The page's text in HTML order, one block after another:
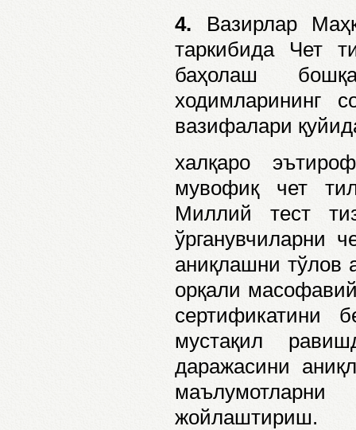
4. Вазирлар
таркибида Чет
баҳолаш
ходимларининг
вазифалари
халқаро
мувофиқ чет
Миллий тест
ўрганувчиларни
аниқлашни тўлов
орқали
сертификатини
мустақил
даражасини
жойлаштириш.